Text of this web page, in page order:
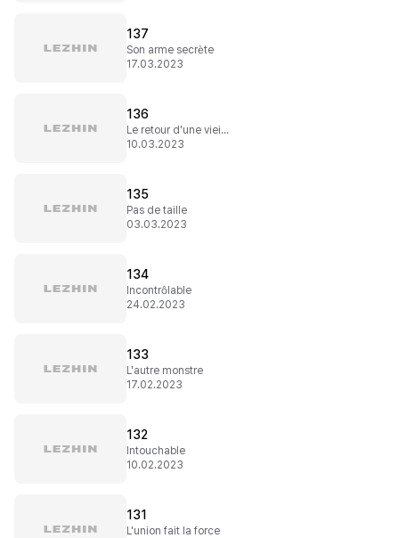
137
Son arme secrète
17.03.2023
136
Le retour d'une vieille ennemie
10.03.2023
135
Pas de taille
03.03.2023
134
Incontrôlable
24.02.2023
133
L'autre monstre
17.02.2023
132
Intouchable
10.02.2023
131
L'union fait la force